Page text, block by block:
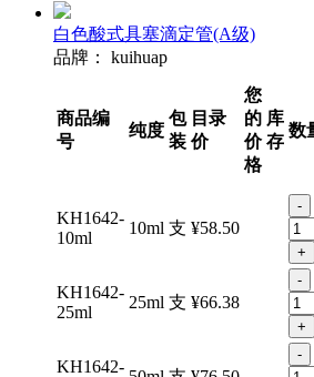
白色酸式具塞滴定管(A级)
品牌：
kuihuap
商品编
号
纯度
包
装
目录
价
您
的
价
格
库
存
数
KH1642-
10ml
10ml 支 ¥58.50
-
+
KH1642-
25ml
25ml 支 ¥66.38
-
+
KH1642-
-